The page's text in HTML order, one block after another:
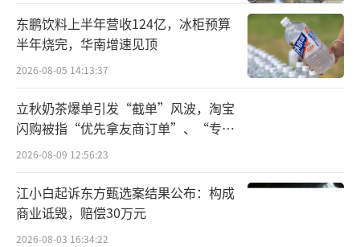
科捷作为国家5A级物流企业，深耕供应链
领域二十余年，已形成覆盖仓储物流、运输配
送、电商运营、跨境贸易及供应链数字化系统
的全链条服务体系。当前，公司正在推动以AI
技术为核心引擎，以“客户+生态”双轮驱动的
发展战略，着力打造端到端一体化的供应链解
决方案。另一方面，科捷母公司神州控股凭借
国家技术发明奖一等奖成果转化的“燕云”产
品和科捷在物流供应链领域积累的庞大的专业
东鹏饮料上半年营收124亿，冰柜预算
半年烧完，华南增速见顶
2026-08-05 14:13:37
立秋奶茶爆单引发“截单”风波，淘宝
闪购被指“优先拿友商订单”、“专挑
贵的拿”
2026-08-09 12:56:23
江小白起诉东方甄选案结果公布：构成
商业诋毁，赔偿30万元
2026-08-03 16:34:22